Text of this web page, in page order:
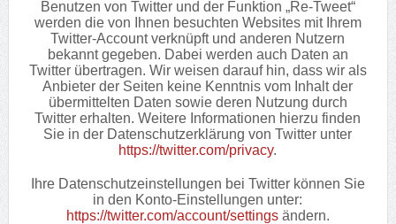
Benutzen von Twitter und der Funktion „Re-Tweet“
werden die von Ihnen besuchten Websites mit Ihrem
Twitter-Account verknüpft und anderen Nutzern
bekannt gegeben. Dabei werden auch Daten an
Twitter übertragen. Wir weisen darauf hin, dass wir als
Anbieter der Seiten keine Kenntnis vom Inhalt der
übermittelten Daten sowie deren Nutzung durch
Twitter erhalten. Weitere Informationen hierzu finden
Sie in der Datenschutzerklärung von Twitter unter
https://twitter.com/privacy.
Ihre Datenschutzeinstellungen bei Twitter können Sie
in den Konto-Einstellungen unter:
https://twitter.com/account/settingsändern.